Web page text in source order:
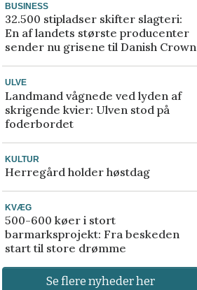
BUSINESS
32.500 stipladser skifter slagteri:
En af landets største producenter
sender nu grisene til Danish Crown
ULVE
Landmand vågnede ved lyden af
skrigende kvier: Ulven stod på
foderbordet
KULTUR
Herregård holder høstdag
KVÆG
500-600 køer i stort
barmarksprojekt: Fra beskeden
start til store drømme
Se flere nyheder her